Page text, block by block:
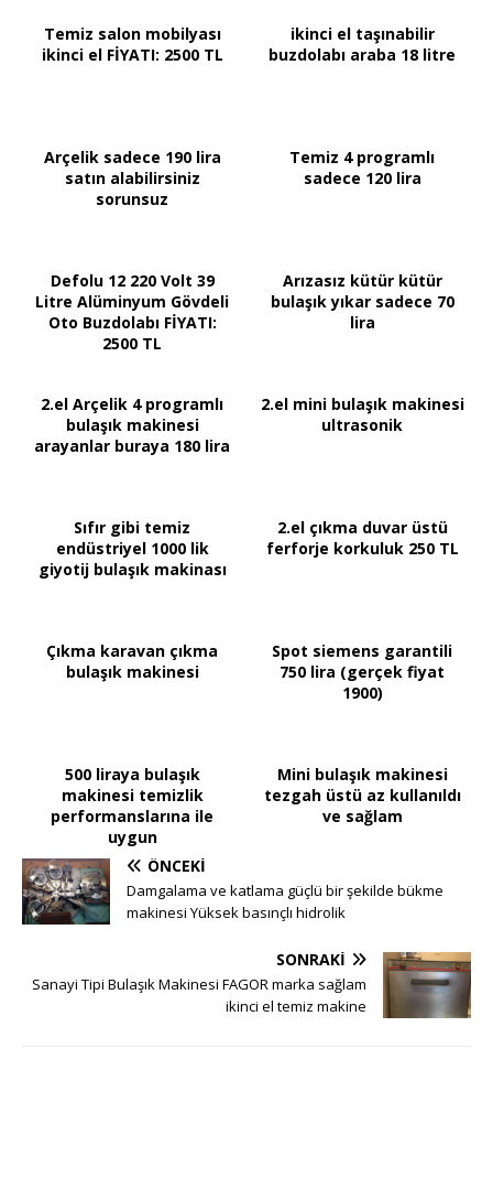
Temiz salon mobilyası
ikinci el FİYATI: 2500 TL
ikinci el taşınabilir
buzdolabı araba 18 litre
Arçelik sadece 190 lira
satın alabilirsiniz
sorunsuz
Temiz 4 programlı
sadece 120 lira
Defolu 12 220 Volt 39
Litre Alüminyum Gövdeli
Oto Buzdolabı FİYATI:
2500 TL
Arızasız kütür kütür
bulaşık yıkar sadece 70
lira
2.el Arçelik 4 programlı
bulaşık makinesi
arayanlar buraya 180 lira
2.el mini bulaşık makinesi
ultrasonik
Sıfır gibi temiz
endüstriyel 1000 lik
giyotij bulaşık makinası
2.el çıkma duvar üstü
ferforje korkuluk 250 TL
Çıkma karavan çıkma
bulaşık makinesi
Spot siemens garantili
750 lira (gerçek fiyat
1900)
500 liraya bulaşık
makinesi temizlik
performanslarına ile
uygun
Mini bulaşık makinesi
tezgah üstü az kullanıldı
ve sağlam
ÖNCEKI
Damgalama ve katlama güçlü bir şekilde bükme
makinesi Yüksek basınçlı hidrolik
SONRAKI
Sanayi Tipi Bulaşık Makinesi FAGOR marka sağlam
ikinci el temiz makine